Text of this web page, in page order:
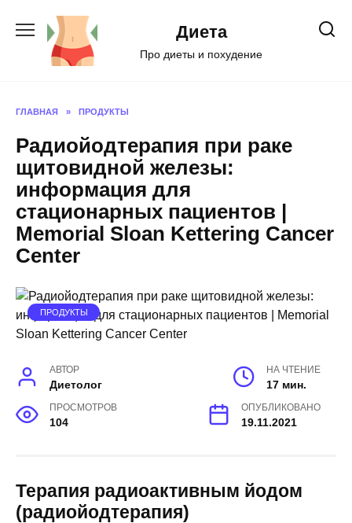
содержанию
Диета
Про диеты и похудение
ГЛАВНАЯ » ПРОДУКТЫ
Радиойодтерапия при раке
щитовидной железы:
информация для
стационарных пациентов |
Memorial Sloan Kettering Cancer
Center
ПРОДУКТЫ
АВТОР
Диетолог
НА ЧТЕНИЕ
17 мин.
ПРОСМОТРОВ
104
ОПУБЛИКОВАНО
19.11.2021
Терапия радиоактивным йодом
(радиойодтерапия)